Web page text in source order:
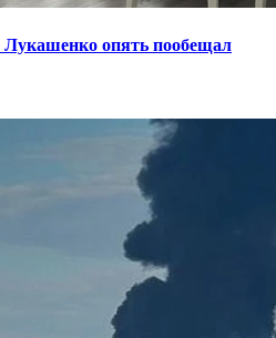
опять пообещал